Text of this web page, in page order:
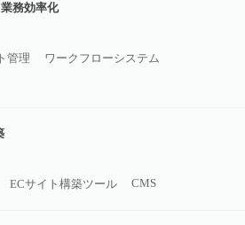
務効率化
管理
ワークフローシステム
ECサイト構築ツール CMS